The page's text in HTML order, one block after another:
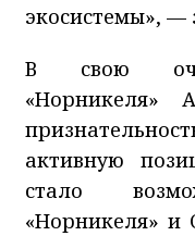
экосистемы», —
В свою
«Норникеля»
активную
стало
«Норникеля»